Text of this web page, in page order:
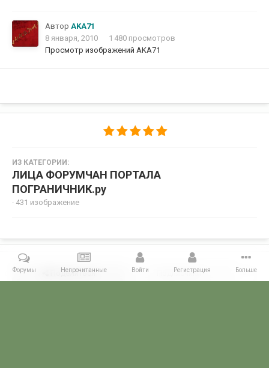
Автор AKA71
8 января, 2010
1 480 просмотров
Просмотр изображений AKA71
ИЗ КАТЕГОРИИ:
ЛИЦА ФОРУМЧАН ПОРТАЛА
ПОГРАНИЧНИК.ру
· 431 изображение
Поделиться Подписчики 0
Форумы Непрочитанные Войти Регистрация Больше